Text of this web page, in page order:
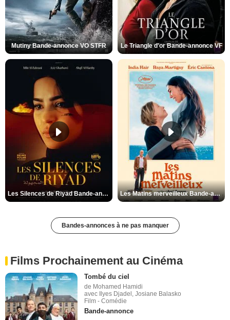
Mutiny Bande-annonce VO STFR Le Triangle d'or Bande-annonce VF
Les Silences de Riyad Bande-annonce VO STFR Les Matins merveilleux Bande-annonce VF
Bandes-annonces à ne pas manquer
Films Prochainement au Cinéma
Tombé du ciel
de Mohamed Hamidi
avec Ilyes Djadel, Josiane Balasko
Film - Comédie
Bande-annonce